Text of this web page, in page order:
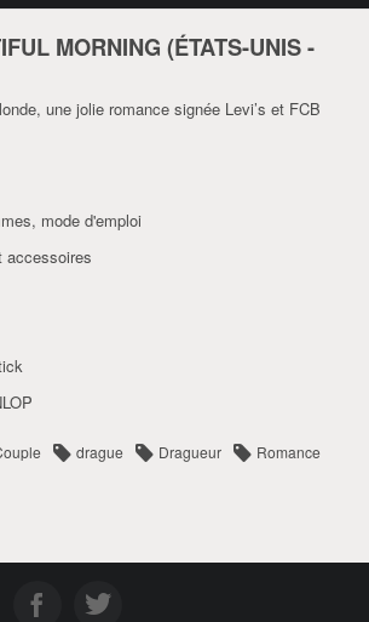
MORNING (ÉTATS-UNIS-
une jolie romance signée Levi’s et FCB
mode d'emploi
accessoires
drague Dragueur
Romance